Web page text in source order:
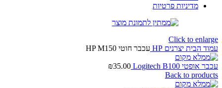
מדיניות פרטיות
Click to enlarge
עמוד הבית יצרנים HP עכבר חוטי HP M150
עכבר אופטי Logitech B100 ₪35.00
Back to products